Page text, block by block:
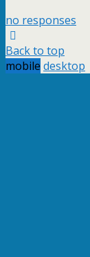
no responses
Back to top
mobile desktop